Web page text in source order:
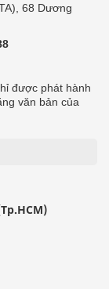
68 Dương
được phát hành
văn bản của